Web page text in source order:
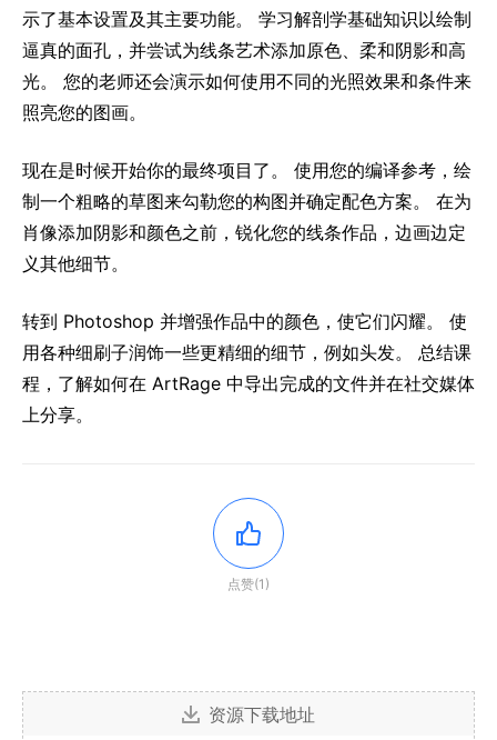
示了基本设置及其主要功能。 学习解剖学基础知识以绘制
逼真的面孔，并尝试为线条艺术添加原色、柔和阴影和高
光。 您的老师还会演示如何使用不同的光照效果和条件来
照亮您的图画。
现在是时候开始你的最终项目了。 使用您的编译参考，绘
制一个粗略的草图来勾勒您的构图并确定配色方案。 在为
肖像添加阴影和颜色之前，锐化您的线条作品，边画边定
义其他细节。
转到 Photoshop 并增强作品中的颜色，使它们闪耀。 使
用各种细刷子润饰一些更精细的细节，例如头发。 总结课
程，了解如何在 ArtRage 中导出完成的文件并在社交媒体
上分享。
点赞(1)
资源下载地址